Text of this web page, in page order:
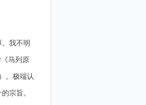
我不明
马列原
。极端认
宗旨。